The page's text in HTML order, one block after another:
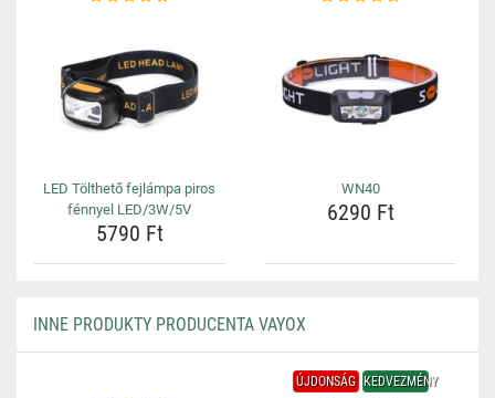
LED Tölthető fejlámpa piros
fénnyel LED/3W/5V
5790 Ft
WN40
6290 Ft
INNE PRODUKTY PRODUCENTA VAYOX
ÚJDONSÁG KEDVEZMÉNY